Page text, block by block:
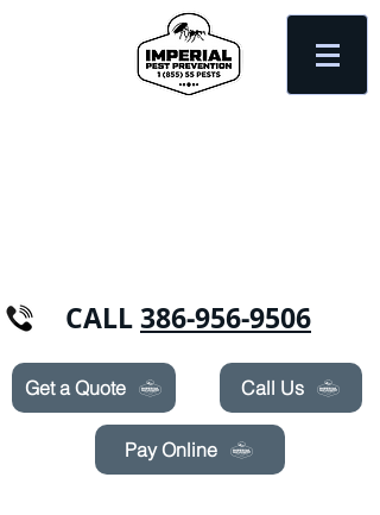
CALL386-956-9506
Get a Quote Call Us
Pay Online